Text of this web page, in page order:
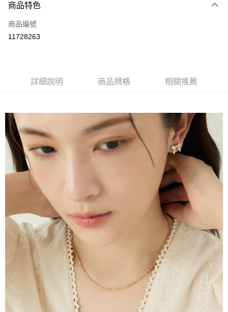
信用卡一次付款
超商取貨付款
街口支付
運送方式
不提供全家取貨付款
每筆NT$999,999
不提供全家取貨服務
每筆NT$999,999
7-11超商取貨付款（離島取貨加價40元）
每筆NT$70，滿NT$599(含以上)免運費
付款後7-11取貨（離島取貨加價40元）
每筆NT$70，滿NT$599(含以上)免運費
台灣宅配通
每筆NT$70，滿NT$599(含以上)免運費
商品特色
商品編號
11728263
詳細說明 商品規格 相關推薦